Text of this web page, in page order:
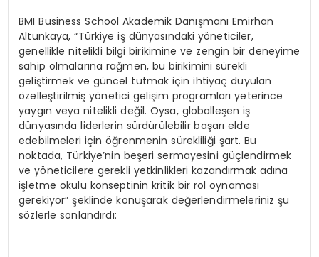
BMI Business School Akademik Danışmanı Emirhan
Altunkaya, “Türkiye iş dünyasındaki yöneticiler,
genellikle nitelikli bilgi birikimine ve zengin bir deneyime
sahip olmalarına rağmen, bu birikimini sürekli
geliştirmek ve güncel tutmak için ihtiyaç duyulan
özelleştirilmiş yönetici gelişim programları yeterince
yaygın veya nitelikli değil. Oysa, globalleşen iş
dünyasında liderlerin sürdürülebilir başarı elde
edebilmeleri için öğrenmenin sürekliliği şart. Bu
noktada, Türkiye’nin beşeri sermayesini güçlendirmek
ve yöneticilere gerekli yetkinlikleri kazandırmak adına
işletme okulu konseptinin kritik bir rol oynaması
gerekiyor” şeklinde konuşarak değerlendirmeleriniz şu
sözlerle sonlandırdı: